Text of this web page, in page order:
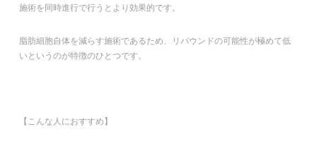
施術を同時進行で行うとより効果的です。
脂肪細胞自体を減らす施術であるため、リバウンドの可能性が極めて低
いというのが特徴のひとつです。
【こんな人におすすめ】